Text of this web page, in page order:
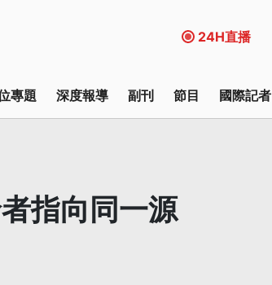
24H直播
專題 深度報導 副刊 節目 國際記者
指向同一源